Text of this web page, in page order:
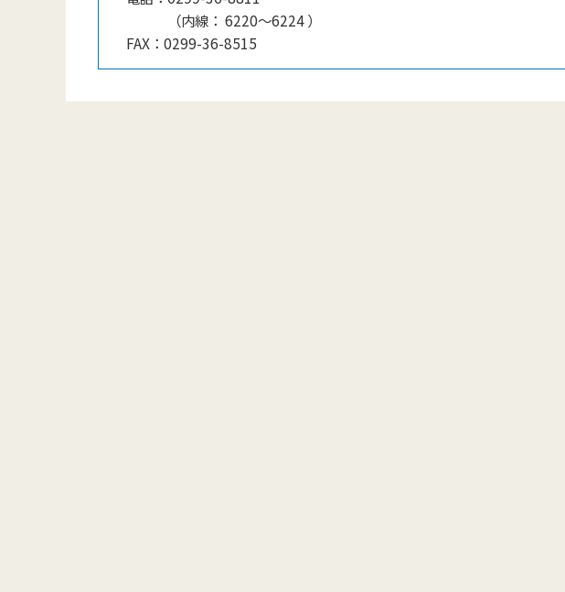
（内線 ： 6220〜6224）
FAX： 0299-36-8515